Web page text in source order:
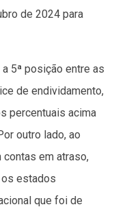
de 2024 para
a 5ª posição entre as
de endividamento,
percentuais acima
outro lado, ao
em atraso,
os estados
que foi de